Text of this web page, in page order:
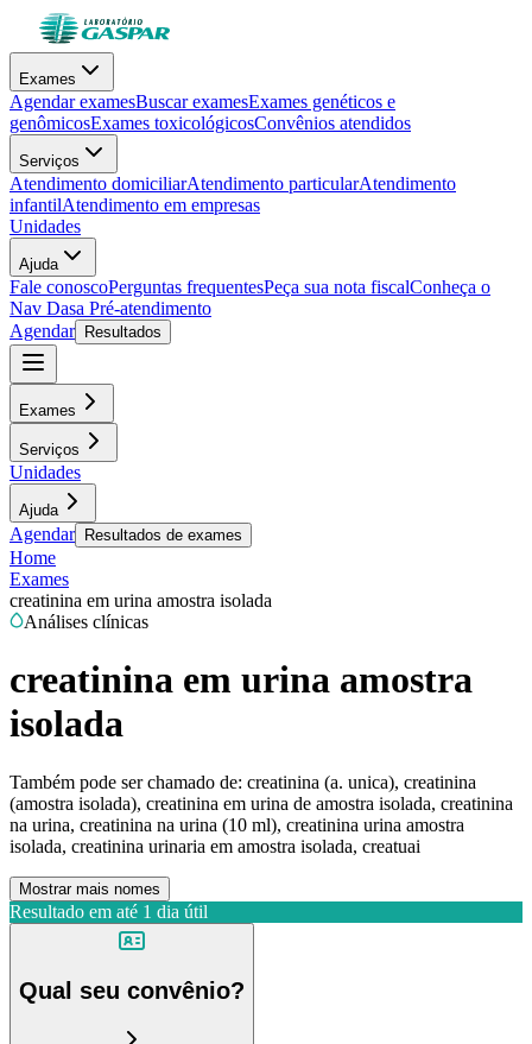
Exames
Agendar examesBuscar examesExames genéticos e
genômicosExames toxicológicosConvênios atendidos
Serviços
Atendimento domiciliarAtendimento particularAtendimento
infantilAtendimento em empresas
Unidades
Ajuda
Fale conoscoPerguntas frequentesPeça sua nota fiscalConheça o
Nav Dasa Pré-atendimento
Agendar
Resultados
Exames
Serviços
Unidades
Ajuda
Agendar Resultados de exames
Home
Exames
creatinina em urina amostra isolada
Análises clínicas
creatinina em urina amostra
isolada
Também pode ser chamado de: creatinina (a. unica), creatinina
(amostra isolada), creatinina em urina de amostra isolada, creatinina
na urina, creatinina na urina (10 ml), creatinina urina amostra
isolada, creatinina urinaria em amostra isolada, creatuai
Mostrar mais nomes
Resultado em até 1 dia útil
Qual seu convênio?